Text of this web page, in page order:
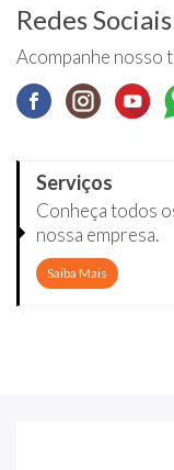
Redes Sociais
Acompanhe nosso
Serviços
Conheça todos
nossa empresa.
Saiba Mais